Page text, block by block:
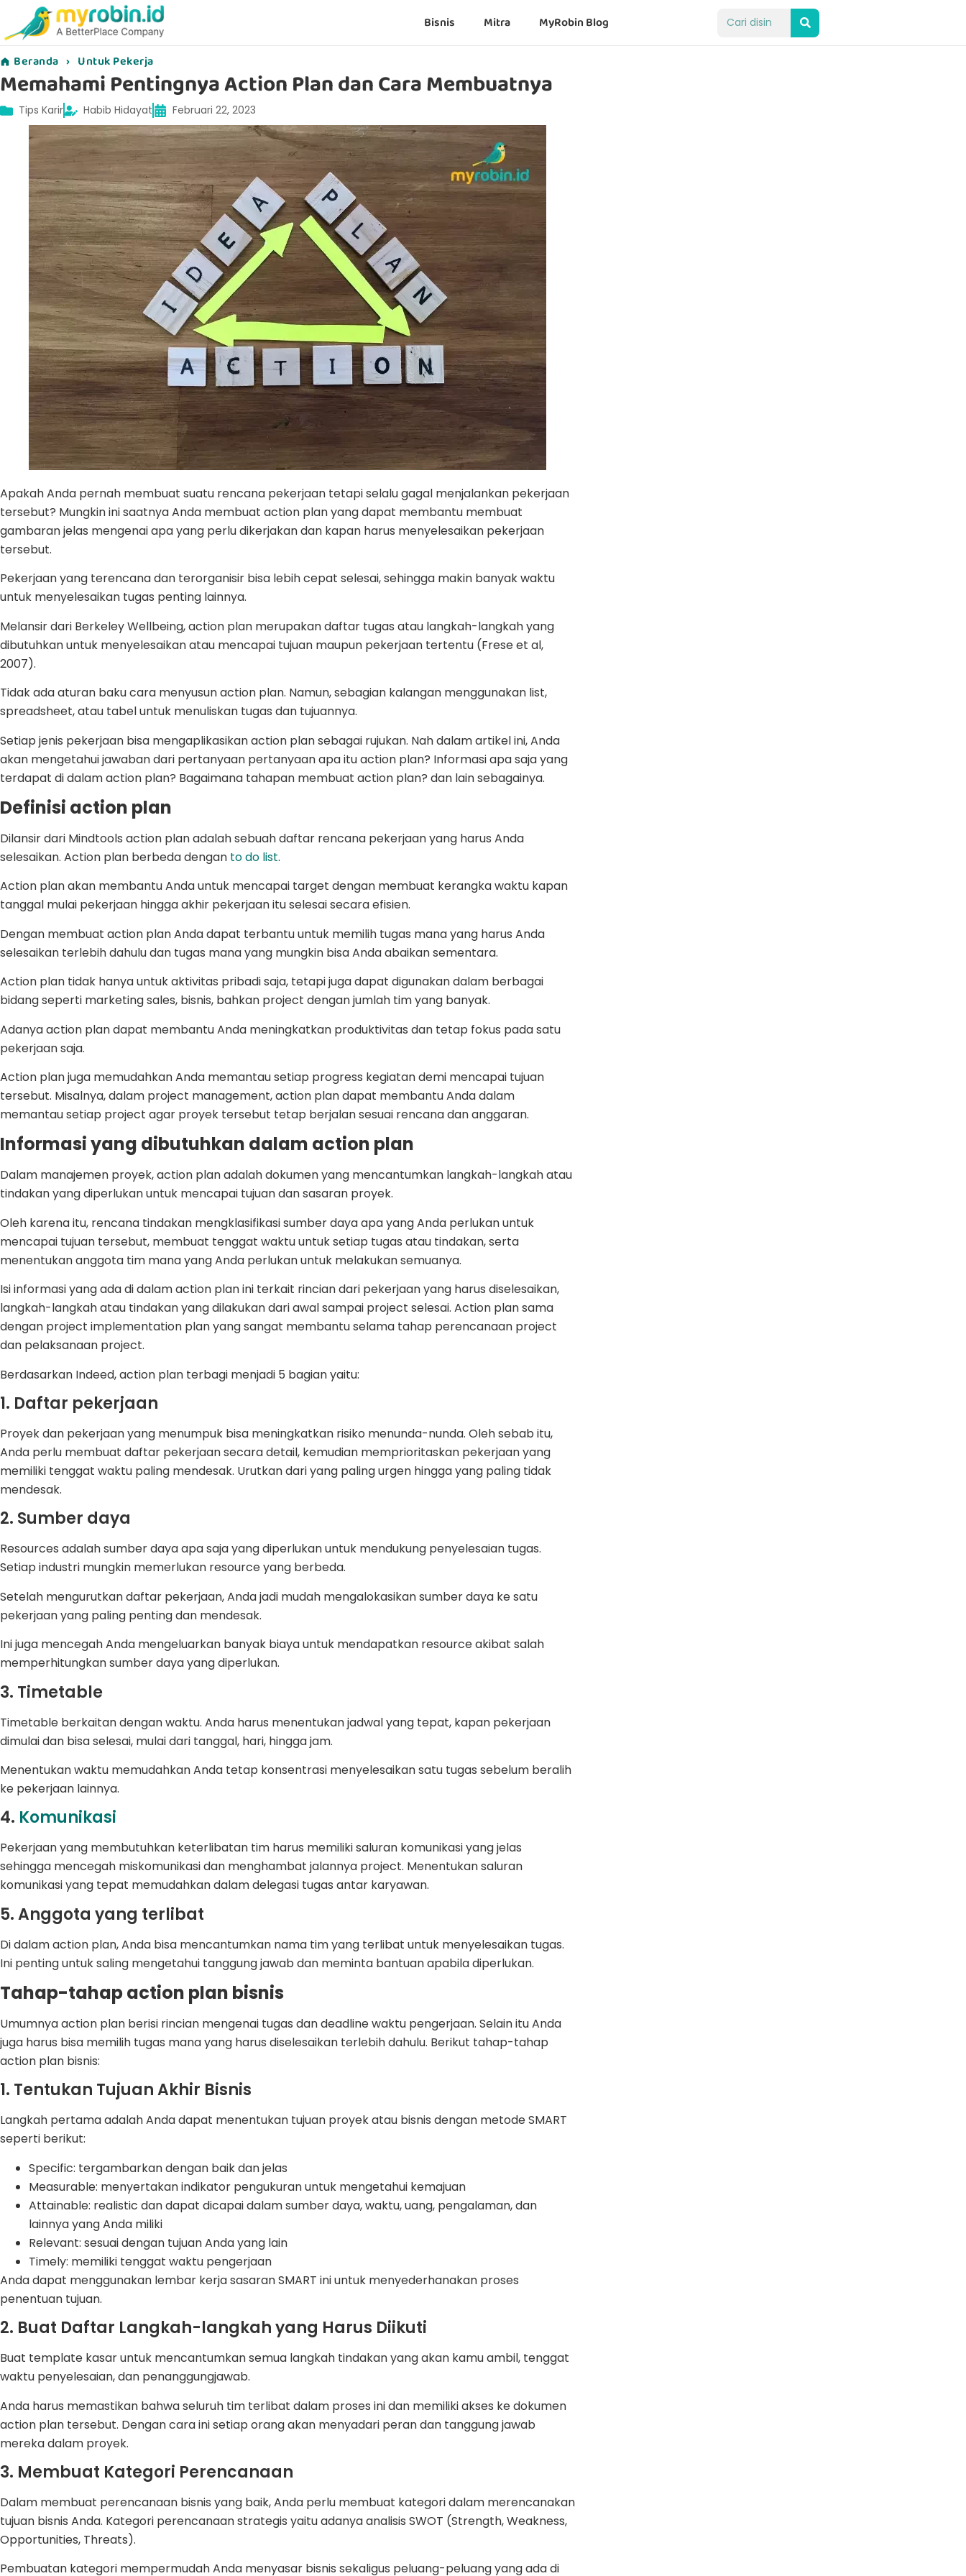
Bisnis Mitra MyRobin Blog
Beranda › Untuk Pekerja
Memahami Pentingnya Action Plan dan Cara Membuatnya
Tips Karir Habib Hidayat Februari 22, 2023
Apakah Anda pernah membuat suatu rencana pekerjaan tetapi selalu gagal menjalankan pekerjaan
tersebut? Mungkin ini saatnya Anda membuat action plan yang dapat membantu membuat
gambaran jelas mengenai apa yang perlu dikerjakan dan kapan harus menyelesaikan pekerjaan
tersebut.
Pekerjaan yang terencana dan terorganisir bisa lebih cepat selesai, sehingga makin banyak waktu
untuk menyelesaikan tugas penting lainnya.
Melansir dari Berkeley Wellbeing, action plan merupakan daftar tugas atau langkah-langkah yang
dibutuhkan untuk menyelesaikan atau mencapai tujuan maupun pekerjaan tertentu (Frese et al,
2007).
Tidak ada aturan baku cara menyusun action plan. Namun, sebagian kalangan menggunakan list,
spreadsheet, atau tabel untuk menuliskan tugas dan tujuannya.
Setiap jenis pekerjaan bisa mengaplikasikan action plan sebagai rujukan. Nah dalam artikel ini, Anda
akan mengetahui jawaban dari pertanyaan pertanyaan apa itu action plan? Informasi apa saja yang
terdapat di dalam action plan? Bagaimana tahapan membuat action plan? dan lain sebagainya.
Definisi action plan
Dilansir dari Mindtools action plan adalah sebuah daftar rencana pekerjaan yang harus Anda
selesaikan. Action plan berbeda dengan to do list.
Action plan akan membantu Anda untuk mencapai target dengan membuat kerangka waktu kapan
tanggal mulai pekerjaan hingga akhir pekerjaan itu selesai secara efisien.
Dengan membuat action plan Anda dapat terbantu untuk memilih tugas mana yang harus Anda
selesaikan terlebih dahulu dan tugas mana yang mungkin bisa Anda abaikan sementara.
Action plan tidak hanya untuk aktivitas pribadi saja, tetapi juga dapat digunakan dalam berbagai
bidang seperti marketing sales, bisnis, bahkan project dengan jumlah tim yang banyak.
Adanya action plan dapat membantu Anda meningkatkan produktivitas dan tetap fokus pada satu
pekerjaan saja.
Action plan juga memudahkan Anda memantau setiap progress kegiatan demi mencapai tujuan
tersebut. Misalnya, dalam project management, action plan dapat membantu Anda dalam
memantau setiap project agar proyek tersebut tetap berjalan sesuai rencana dan anggaran.
Informasi yang dibutuhkan dalam action plan
Dalam manajemen proyek, action plan adalah dokumen yang mencantumkan langkah-langkah atau
tindakan yang diperlukan untuk mencapai tujuan dan sasaran proyek.
Oleh karena itu, rencana tindakan mengklasifikasi sumber daya apa yang Anda perlukan untuk
mencapai tujuan tersebut, membuat tenggat waktu untuk setiap tugas atau tindakan, serta
menentukan anggota tim mana yang Anda perlukan untuk melakukan semuanya.
Isi informasi yang ada di dalam action plan ini terkait rincian dari pekerjaan yang harus diselesaikan,
langkah-langkah atau tindakan yang dilakukan dari awal sampai project selesai. Action plan sama
dengan project implementation plan yang sangat membantu selama tahap perencanaan project
dan pelaksanaan project.
Berdasarkan Indeed, action plan terbagi menjadi 5 bagian yaitu:
1. Daftar pekerjaan
Proyek dan pekerjaan yang menumpuk bisa meningkatkan risiko menunda-nunda. Oleh sebab itu,
Anda perlu membuat daftar pekerjaan secara detail, kemudian memprioritaskan pekerjaan yang
memiliki tenggat waktu paling mendesak. Urutkan dari yang paling urgen hingga yang paling tidak
mendesak.
2. Sumber daya
Resources adalah sumber daya apa saja yang diperlukan untuk mendukung penyelesaian tugas.
Setiap industri mungkin memerlukan resource yang berbeda.
Setelah mengurutkan daftar pekerjaan, Anda jadi mudah mengalokasikan sumber daya ke satu
pekerjaan yang paling penting dan mendesak.
Ini juga mencegah Anda mengeluarkan banyak biaya untuk mendapatkan resource akibat salah
memperhitungkan sumber daya yang diperlukan.
3. Timetable
Timetable berkaitan dengan waktu. Anda harus menentukan jadwal yang tepat, kapan pekerjaan
dimulai dan bisa selesai, mulai dari tanggal, hari, hingga jam.
Menentukan waktu memudahkan Anda tetap konsentrasi menyelesaikan satu tugas sebelum beralih
ke pekerjaan lainnya.
4. Komunikasi
Pekerjaan yang membutuhkan keterlibatan tim harus memiliki saluran komunikasi yang jelas
sehingga mencegah miskomunikasi dan menghambat jalannya project. Menentukan saluran
komunikasi yang tepat memudahkan dalam delegasi tugas antar karyawan.
5. Anggota yang terlibat
Di dalam action plan, Anda bisa mencantumkan nama tim yang terlibat untuk menyelesaikan tugas.
Ini penting untuk saling mengetahui tanggung jawab dan meminta bantuan apabila diperlukan.
Tahap-tahap action plan bisnis
Umumnya action plan berisi rincian mengenai tugas dan deadline waktu pengerjaan. Selain itu Anda
juga harus bisa memilih tugas mana yang harus diselesaikan terlebih dahulu. Berikut tahap-tahap
action plan bisnis:
1. Tentukan Tujuan Akhir Bisnis
Langkah pertama adalah Anda dapat menentukan tujuan proyek atau bisnis dengan metode SMART
seperti berikut:
Specific: tergambarkan dengan baik dan jelas
Measurable: menyertakan indikator pengukuran untuk mengetahui kemajuan
Attainable: realistic dan dapat dicapai dalam sumber daya, waktu, uang, pengalaman, dan
lainnya yang Anda miliki
Relevant: sesuai dengan tujuan Anda yang lain
Timely: memiliki tenggat waktu pengerjaan
Anda dapat menggunakan lembar kerja sasaran SMART ini untuk menyederhanakan proses
penentuan tujuan.
2. Buat Daftar Langkah-langkah yang Harus Diikuti
Buat template kasar untuk mencantumkan semua langkah tindakan yang akan kamu ambil, tenggat
waktu penyelesaian, dan penanggungjawab.
Anda harus memastikan bahwa seluruh tim terlibat dalam proses ini dan memiliki akses ke dokumen
action plan tersebut. Dengan cara ini setiap orang akan menyadari peran dan tanggung jawab
mereka dalam proyek.
3. Membuat Kategori Perencanaan
Dalam membuat perencanaan bisnis yang baik, Anda perlu membuat kategori dalam merencanakan
tujuan bisnis Anda. Kategori perencanaan strategis yaitu adanya analisis SWOT (Strength, Weakness,
Opportunities, Threats).
Pembuatan kategori mempermudah Anda menyasar bisnis sekaligus peluang-peluang yang ada di